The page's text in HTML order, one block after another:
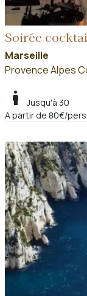
Soirée
Marseille
Provence Alpes
boyJusqu'à 30
A partir de 80€/pers